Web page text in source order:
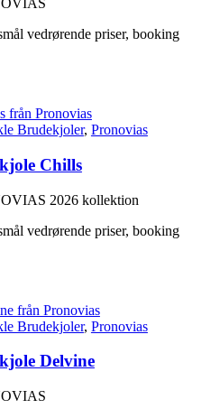
vedrørende priser, booking
Brudekjoler, Pronovias
Chills
2026 kollektion
vedrørende priser, booking
Brudekjoler, Pronovias
Delvine